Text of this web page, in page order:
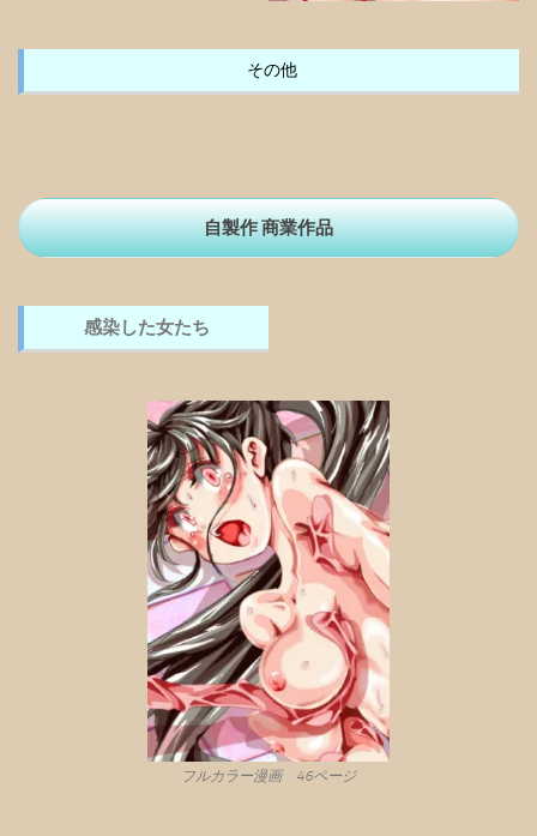
その他
自製作 商業作品
感染した女たち
フルカラー漫画 46ページ